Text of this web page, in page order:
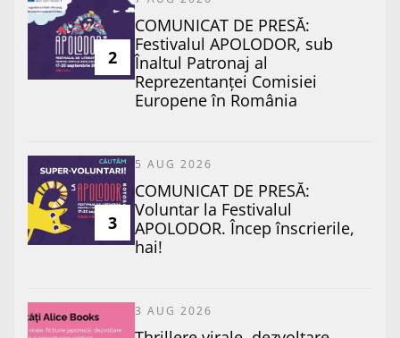
2
COMUNICAT DE PRESĂ:
Festivalul APOLODOR, sub
Înaltul Patronaj al
Reprezentanței Comisiei
Europene în România
3
5 AUG 2026
COMUNICAT DE PRESĂ:
Voluntar la Festivalul
APOLODOR. Încep înscrierile,
hai!
3 AUG 2026